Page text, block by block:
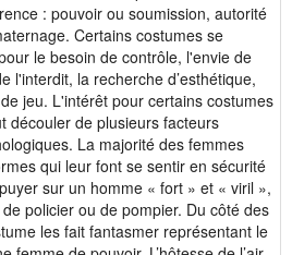
: pouvoir ou soumission, autorité
Certains costumes se
le besoin de contrôle, l'envie de
l'interdit, la recherche d’esthétique,
jeu. L'intérêt pour certains costumes
découler de plusieurs facteurs
La majorité des femmes
qui leur font se sentir en sécurité
sur un homme « fort » et « viril »,
policier ou de pompier. Du côté des
les fait fantasmer représentant le